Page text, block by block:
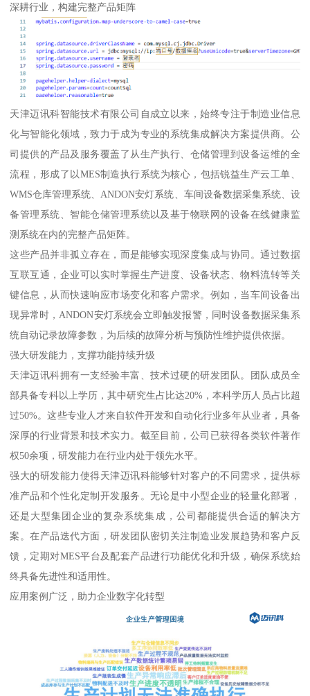
深耕行业，构建完整产品矩阵
天津迈讯科智能技术有限公司自成立以来，始终专注于制造业信息
化与智能化领域，致力于成为专业的系统集成解决方案提供商。公
司提供的产品及服务覆盖了从生产执行、仓储管理到设备运维的全
流程，形成了以MES制造执行系统为核心，包括锐益生产云工单、
WMS仓库管理系统、ANDON安灯系统、车间设备数据采集系统、设
备管理系统、智能仓储管理系统以及基于物联网的设备在线健康监
测系统在内的完整产品矩阵。
这些产品并非孤立存在，而是能够实现深度集成与协同。通过数据
互联互通，企业可以实时掌握生产进度、设备状态、物料流转等关
键信息，从而快速响应市场变化和客户需求。例如，当车间设备出
现异常时，ANDON安灯系统会立即触发报警，同时设备数据采集系
统自动记录故障参数，为后续的故障分析与预防性维护提供依据。
强大研发能力，支撑功能持续升级
天津迈讯科拥有一支经验丰富、技术过硬的研发团队。团队成员全
部具备专科以上学历，其中研究生占比达20%，本科学历人员占比超
过50%。这些专业人才来自软件开发和自动化行业多年从业者，具备
深厚的行业背景和技术实力。截至目前，公司已获得各类软件著作
权50余项，研发能力在行业内处于领先水平。
强大的研发能力使得天津迈讯科能够针对客户的不同需求，提供标
准产品和个性化定制开发服务。无论是中小型企业的轻量化部署，
还是大型集团企业的复杂系统集成，公司都能提供合适的解决方
案。在产品迭代方面，研发团队密切关注制造业发展趋势和客户反
馈，定期对MES平台及配套产品进行功能优化和升级，确保系统始
终具备先进性和适用性。
应用案例广泛，助力企业数字化转型